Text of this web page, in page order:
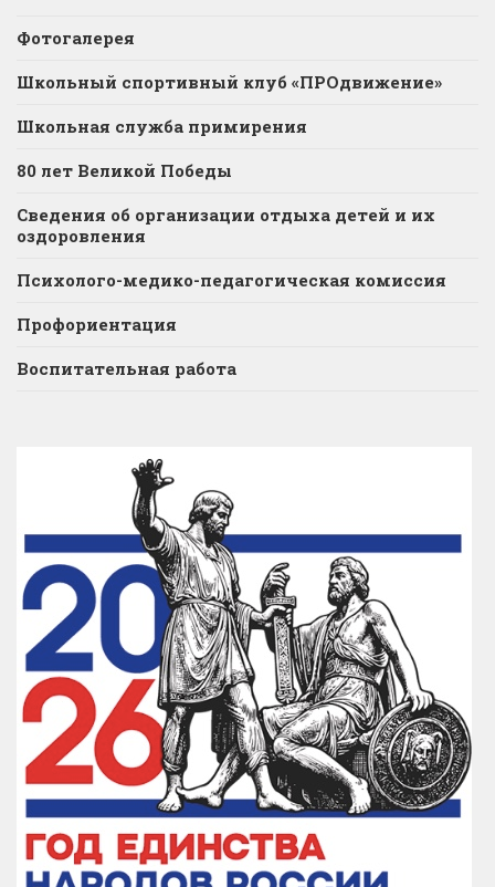
Фотогалерея
Школьный спортивный клуб «ПРОдвижение»
Школьная служба примирения
80 лет Великой Победы
Сведения об организации отдыха детей и их
оздоровления
Психолого-медико-педагогическая комиссия
Профориентация
Воспитательная работа